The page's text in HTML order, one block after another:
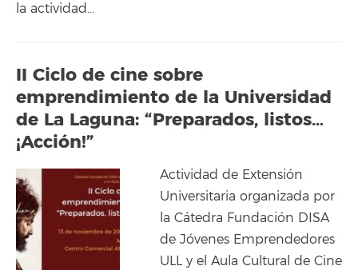
la actividad…
II Ciclo de cine sobre
emprendimiento de la Universidad
de La Laguna: “Preparados, listos…
¡Acción!”
Actividad de Extensión
Universitaria organizada por
la Cátedra Fundación DISA
de Jóvenes Emprendedores
ULL y el Aula Cultural de Cine